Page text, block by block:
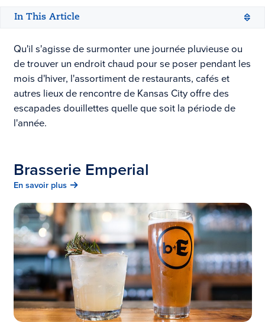
In This Article
Qu'il s'agisse de surmonter une journée pluvieuse ou
de trouver un endroit chaud pour se poser pendant les
mois d'hiver, l'assortiment de restaurants, cafés et
autres lieux de rencontre de Kansas City offre des
escapades douillettes quelle que soit la période de
l'année.
Brasserie Emperial
En savoir plus